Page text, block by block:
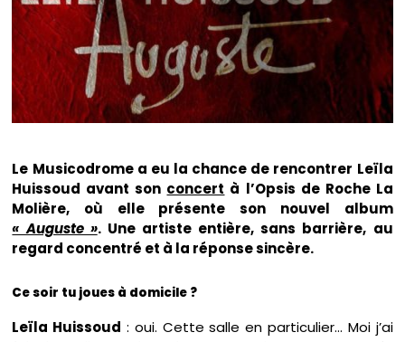
Le Musicodrome a eu la chance de rencontrer Leïla
Huissoud avant son concert à l’Opsis de Roche La
Molière, où elle présente son nouvel album
« Auguste ». Une artiste entière, sans barrière, au
regard concentré et à la réponse sincère.
Ce soir tu joues à domicile ?
Leïla Huissoud : oui. Cette salle en particulier… Moi j’ai